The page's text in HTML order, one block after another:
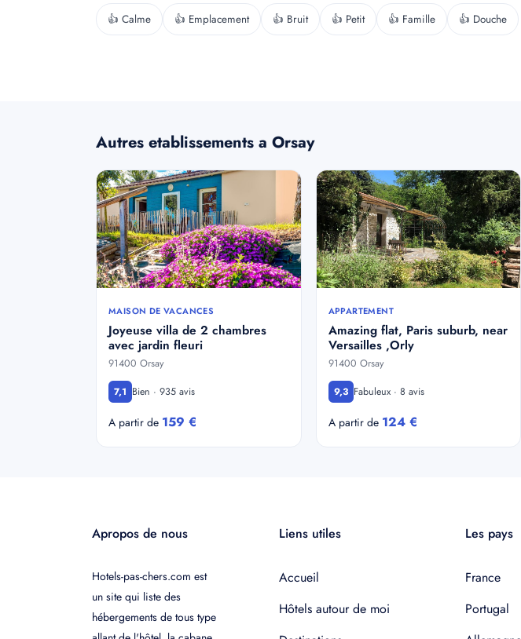
👍 Calme 👍 Emplacement 👍 Bruit 👍 Petit 👍 Famille 👍 Douche
Autres etablissements a Orsay
MAISON DE VACANCES
Joyeuse villa de 2 chambres
avec jardin fleuri
91400 Orsay
7,1 Bien · 935 avis
A partir de 159 €
APPARTEMENT
Amazing flat, Paris suburb, near
Versailles ,Orly
91400 Orsay
9,3 Fabuleux · 8 avis
A partir de 124 €
Apropos de nous
Hotels-pas-chers.com est
un site qui liste des
hébergements de tous type
Liens utiles
Accueil
Hôtels autour de moi
Les pays
France
Portugal